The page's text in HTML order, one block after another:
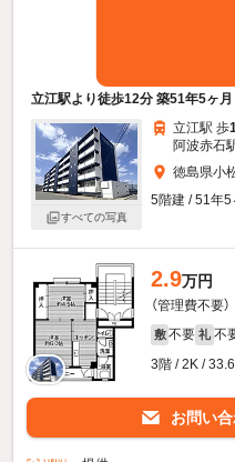
立江駅より徒歩12分 築51年5ヶ
すべての写真
立江駅 歩
阿波赤石
徳島県小
5階建 / 51年5
2.9万円
（管理費不要）
敷 不要 礼 不
3階 / 2K /
お問い